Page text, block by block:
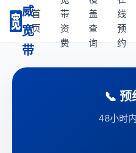
威
宽
带
首
页
带
资
费
盖
查
询
线
预
约
📞 预
48小时